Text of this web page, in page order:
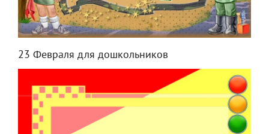
23 Февраля для дошкольников